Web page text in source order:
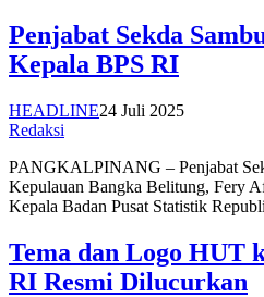
Penjabat Sekda
Kepala BPS RI
HEADLINE24 Juli 2025
Redaksi
PANGKALPINANG – Penjabat
Kepulauan Bangka Belitung, Fery
Kepala Badan Pusat Statistik
Tema dan Logo HUT
RI Resmi Dilucurkan